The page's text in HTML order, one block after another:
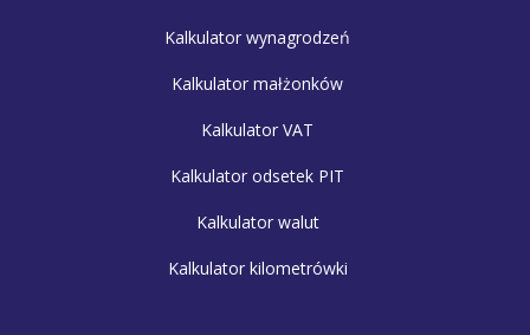
Kalkulator wynagrodzeń
Kalkulator małżonków
Kalkulator VAT
Kalkulator odsetek PIT
Kalkulator walut
Kalkulator kilometrówki